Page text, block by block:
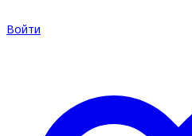
Войти